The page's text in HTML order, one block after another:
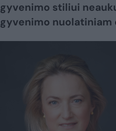
gyvenimo stiliui
gyvenimo nuolatiniam